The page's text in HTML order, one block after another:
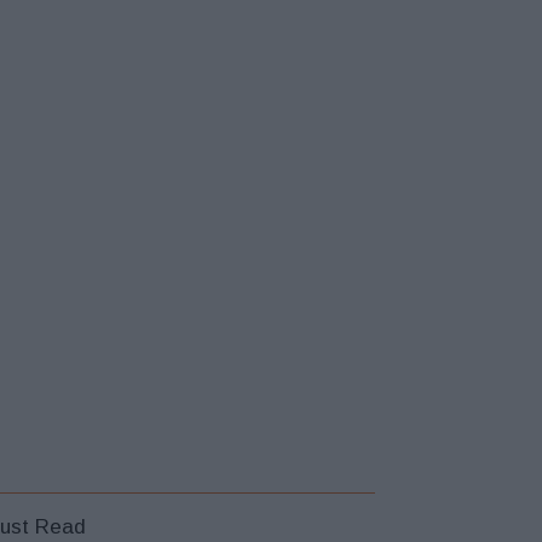
Read